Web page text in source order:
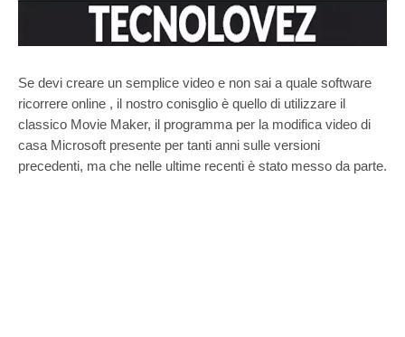
Se devi creare un semplice video e non sai a quale software
ricorrere online , il nostro conisglio è quello di utilizzare il
classico Movie Maker, il programma per la modifica video di
casa Microsoft presente per tanti anni sulle versioni
precedenti, ma che nelle ultime recenti è stato messo da parte.